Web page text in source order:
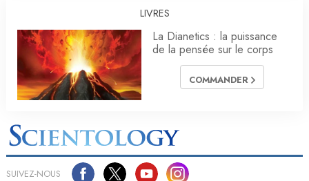
LIVRES
La Dianetics : la puissance
de la pensée sur le corps
COMMANDER
SUIVEZ-NOUS